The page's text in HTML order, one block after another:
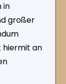
in
großer
hiermit an